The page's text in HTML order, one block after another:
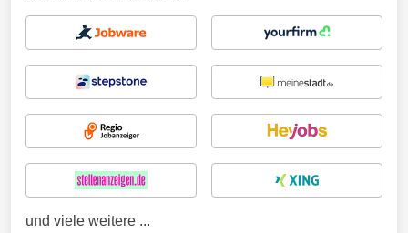
und viele weitere ...